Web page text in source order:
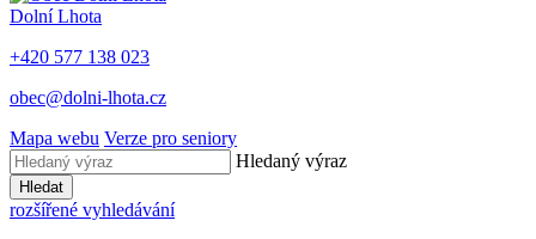
Dolní Lhota
+420 577 138 023
obec@dolni-lhota.cz
Mapa webu Verze pro seniory
Hledaný výraz
Hledat
rozšířené vyhledávání